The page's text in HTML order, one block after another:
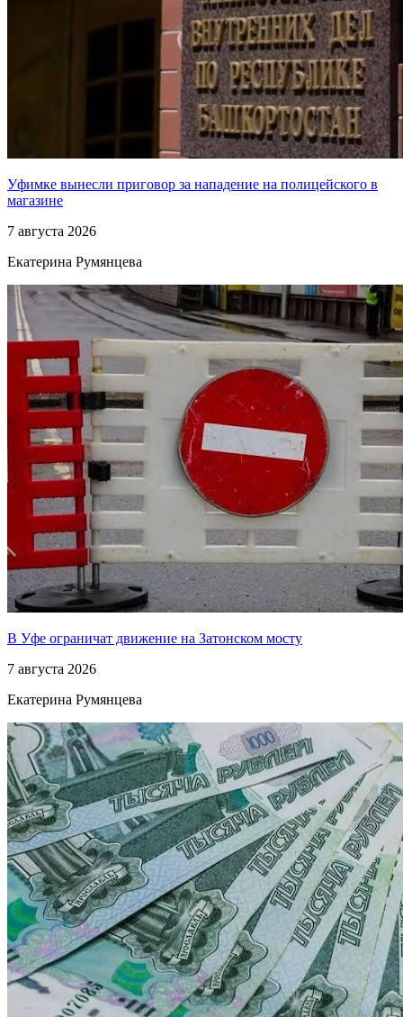
Уфимке вынесли приговор за нападение на полицейского в
магазине
7 августа 2026
Екатерина Румянцева
В Уфе ограничат движение на Затонском мосту
7 августа 2026
Екатерина Румянцева